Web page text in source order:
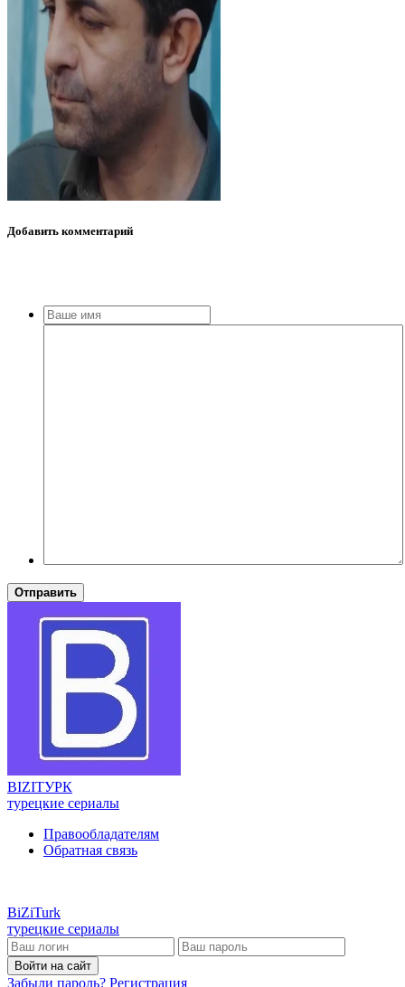
Добавить комментарий
Отправить
BIZIТУРК
турецкие сериалы
Правообладателям
Обратная связь
BiZiTurk
турецкие сериалы
Войти на сайт
Забыли пароль? Регистрация